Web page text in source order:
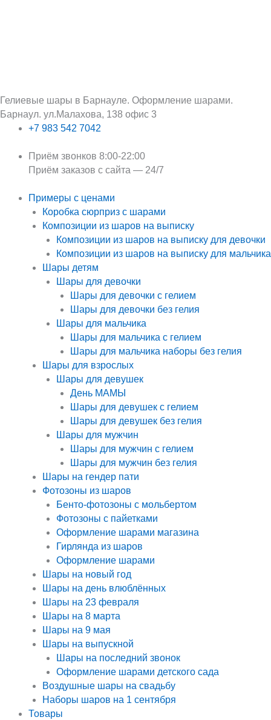
Гелиевые шары в Барнауле. Оформление шарами.
Барнаул. ул.Малахова, 138 офис 3
+7 983 542 7042
Приём звонков 8:00-22:00
Приём заказов с сайта — 24/7
Примеры с ценами
Коробка сюрприз с шарами
Композиции из шаров на выписку
Композиции из шаров на выписку для девочки
Композиции из шаров на выписку для мальчика
Шары детям
Шары для девочки
Шары для девочки с гелием
Шары для девочки без гелия
Шары для мальчика
Шары для мальчика с гелием
Шары для мальчика наборы без гелия
Шары для взрослых
Шары для девушек
День МАМЫ
Шары для девушек с гелием
Шары для девушек без гелия
Шары для мужчин
Шары для мужчин с гелием
Шары для мужчин без гелия
Шары на гендер пати
Фотозоны из шаров
Бенто-фотозоны с мольбертом
Фотозоны с пайетками
Оформление шарами магазина
Гирлянда из шаров
Оформление шарами
Шары на новый год
Шары на день влюблённых
Шары на 23 февраля
Шары на 8 марта
Шары на 9 мая
Шары на выпускной
Шары на последний звонок
Оформление шарами детского сада
Воздушные шары на свадьбу
Наборы шаров на 1 сентября
Товары